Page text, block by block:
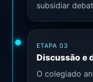
subsidiar
ETAPA 03
Discussão e
O colegiado